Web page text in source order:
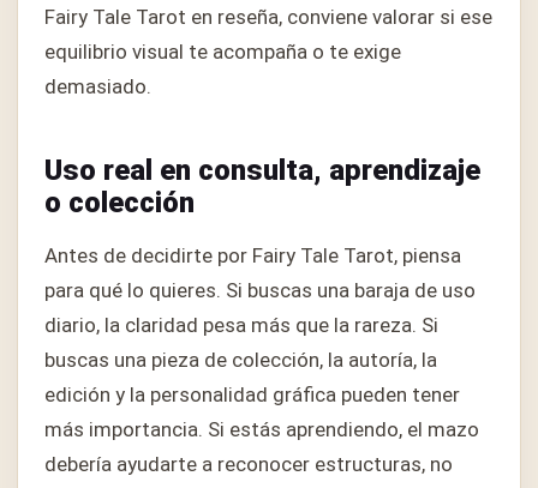
Fairy Tale Tarot en reseña, conviene valorar si ese
equilibrio visual te acompaña o te exige
demasiado.
Uso real en consulta, aprendizaje
o colección
Antes de decidirte por Fairy Tale Tarot, piensa
para qué lo quieres. Si buscas una baraja de uso
diario, la claridad pesa más que la rareza. Si
buscas una pieza de colección, la autoría, la
edición y la personalidad gráfica pueden tener
más importancia. Si estás aprendiendo, el mazo
debería ayudarte a reconocer estructuras, no